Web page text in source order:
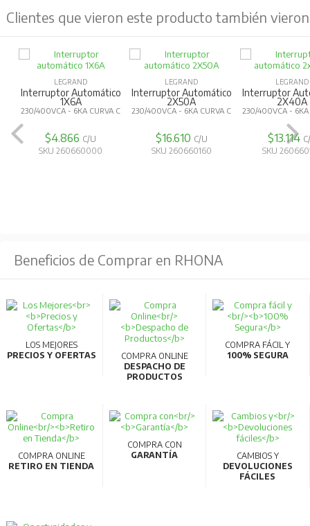
Clientes que vieron este producto también vieron
LEGRAND
Interruptor Automático
1X6A
230/400VCA - 6KA CURVA C
$4.866 C/U
SKU 260660000
LEGRAND
Interruptor Automático
2X50A
230/400VCA - 6KA CURVA C
$16.610 C/U
SKU 260660160
LEGRAND
Interruptor
2X40A
230/400VCA - 6KA
$13.114
SKU
Beneficios de Comprar en RHONA
LOS MEJORES
PRECIOS Y OFERTAS
COMPRA ONLINE
DESPACHO DE
PRODUCTOS
COMPRA FÁCIL Y
100% SEGURA
COMPRA ONLINE
RETIRO EN TIENDA
COMPRA CON
GARANTÍA
CAMBIOS Y
DEVOLUCIONES
FÁCILES